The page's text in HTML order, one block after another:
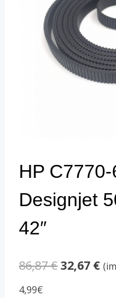
HP
Designjet
42″
86,87€El
32,67 €El
4,99€